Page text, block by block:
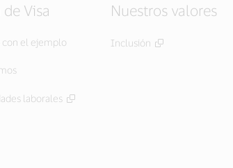
Visa
con el ejemplo
laborales
Nuestros valores
Inclusión